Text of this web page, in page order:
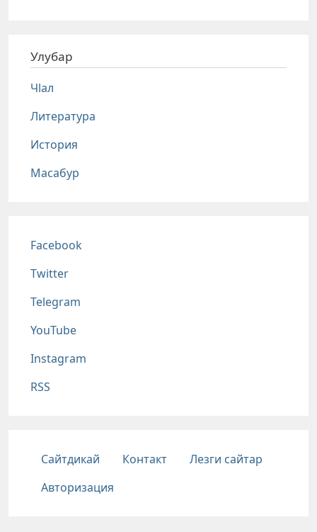
Улубар
Чlал
Литература
История
Масабур
Соц сети
Facebook
Twitter
Telegram
YouTube
Instagram
RSS
Подвал
Сайтдикай Контакт
Лезги сайтар
Авторизация